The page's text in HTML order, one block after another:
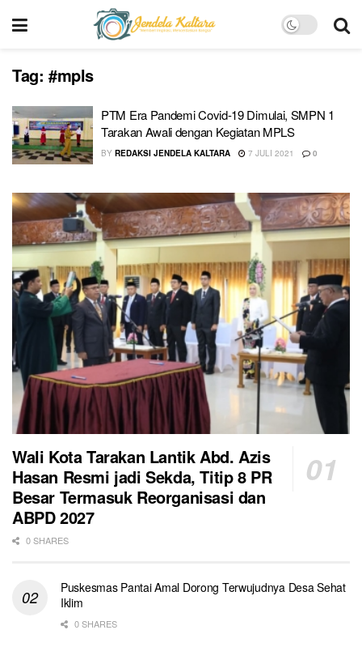
Tag: #mpls
PTM Era Pandemi Covid-19 Dimulai, SMPN 1
Tarakan Awali dengan Kegiatan MPLS
BY REDAKSI JENDELA KALTARA 7 JULI 2021 0
Wali Kota Tarakan Lantik Abd. Azis
Hasan Resmi jadi Sekda, Titip 8 PR
Besar Termasuk Reorganisasi dan
ABPD 2027
0 SHARES
Puskesmas Pantai Amal Dorong Terwujudnya Desa Sehat
Iklim
0 SHARES